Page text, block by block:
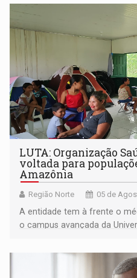
LUTA: Organização
voltada para
Amazônia
Região Norte 05 de
A entidade tem à frente o
o campus avançada da